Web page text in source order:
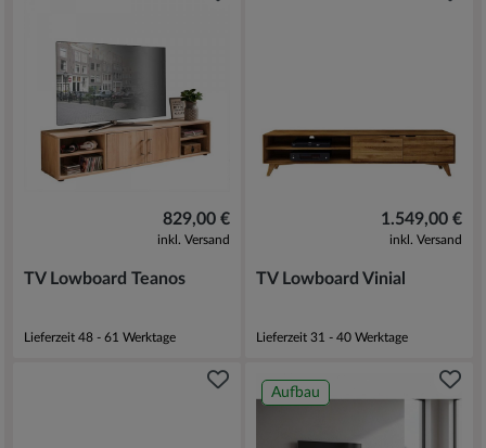
829,00 €
inkl. Versand
TV Lowboard Teanos
Lieferzeit 48 - 61 Werktage
1.549,00 €
inkl. Versand
TV Lowboard Vinial
Lieferzeit 31 - 40 Werktage
Aufbau